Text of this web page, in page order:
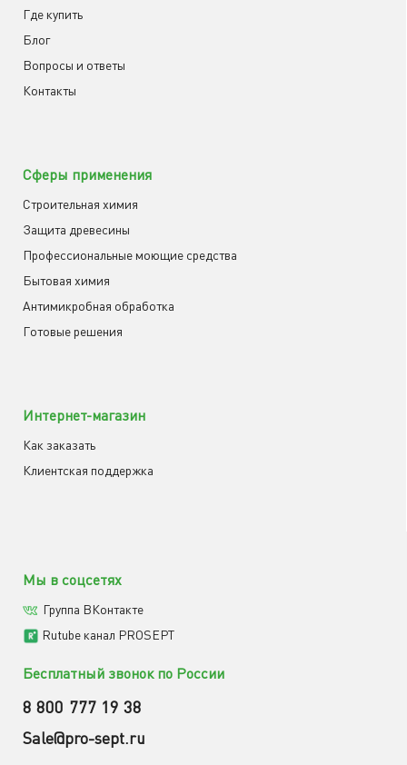
Где купить
Блог
Вопросы и ответы
Контакты
Сферы применения
Строительная химия
Защита древесины
Профессиональные моющие средства
Бытовая химия
Антимикробная обработка
Готовые решения
Интернет-магазин
Как заказать
Клиентская поддержка
Мы в соцсетях
Группа ВКонтакте
Rutube канал PROSEPT
Бесплатный звонок по России
8 800 777 19 38
Sale@pro-sept.ru